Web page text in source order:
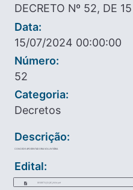
DECRETO Nº 52, DE
Data:
15/07/2024 00:00:00
Número:
52
Categoria:
Decretos
Descrição:
CONCEDE APOSENTADORIA VOLUNTÁRIA
Edital:
DECRETO_52_DE_2024.pdf